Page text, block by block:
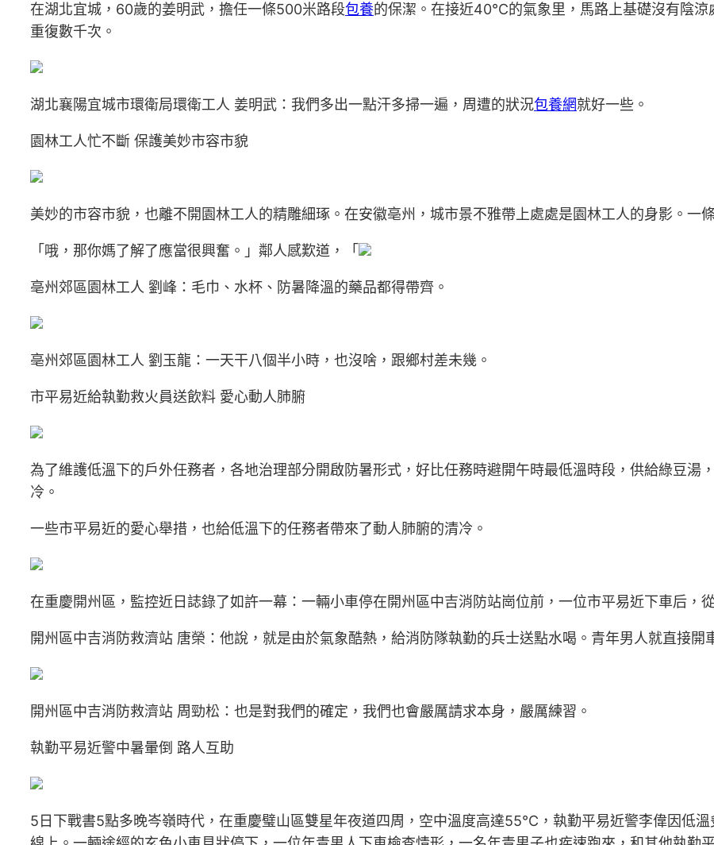
在湖北宜城，60歲的姜明武，擔任一條500米路段包養的保潔。在接近40℃的氣象里，馬路上基礎沒有陰涼
重復數千次。
湖北襄陽宜城市環衛局環衛工人 姜明武：我們多出一點汗多掃一遍，周遭的狀況包養網就好一些。
園林工人忙不斷 保護美妙市容市貌
美妙的市容市貌，也離不開園林工人的精雕細琢。在安徽亳州，城市景不雅帶上處處是園林工人的身影。一
「哦，那你媽了解了應當很興奮。」鄰人感歎道，「
亳州郊區園林工人 劉峰：毛巾、水杯、防暑降溫的藥品都得帶齊。
亳州郊區園林工人 劉玉龍：一天干八個半小時，也沒啥，跟鄉村差未幾。
市平易近給執勤救火員送飲料 愛心動人肺腑
為了維護低溫下的戶外任務者，各地治理部分開啟防暑形式，好比任務時避開午時最低溫時段，供給綠豆湯
冷。
一些市平易近的愛心舉措，也給低溫下的任務者帶來了動人肺腑的清冷。
在重慶開州區，監控近日誌錄了如許一幕：一輛小車停在開州區中吉消防站崗位前，一位市平易近下車后，
開州區中吉消防救濟站 唐榮：他說，就是由於氣象酷熱，給消防隊執勤的兵士送點水喝。青年男人就直接開
開州區中吉消防救濟站 周勁松：也是對我們的確定，我們也會嚴厲請求本身，嚴厲練習。
執勤平易近警中暑暈倒 路人互助
5日下戰書5點多晚岑嶺時代，在重慶璧山區雙星年夜道四周，空中溫度高達55℃，執勤平易近警李偉因低